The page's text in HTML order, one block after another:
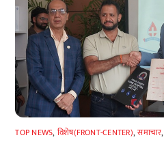
TOP NEWS, विशेष(FRONT-CENTER),समाचार,